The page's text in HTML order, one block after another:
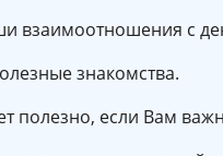
взаимоотношения с
знакомства.
полезно, если Вам